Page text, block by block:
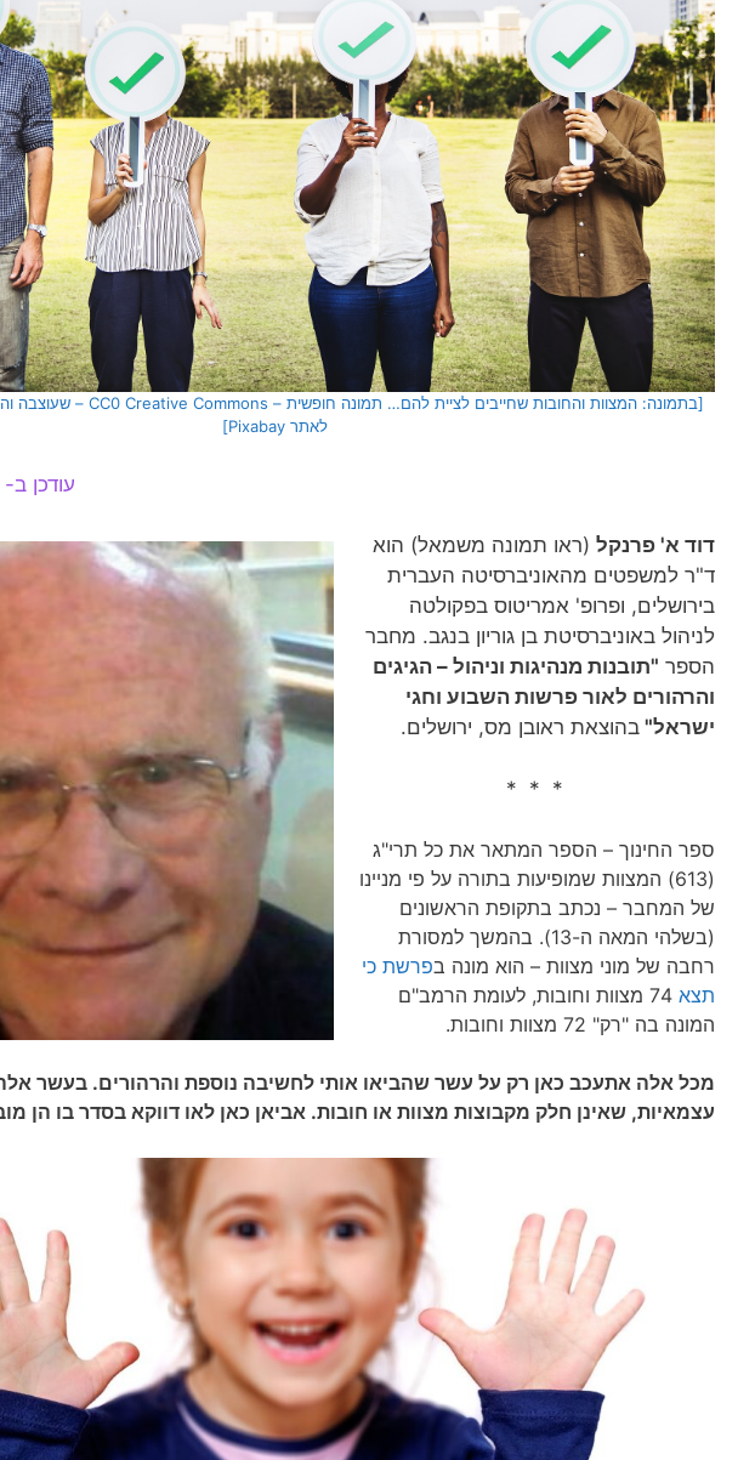
לאתר Pixabay]
עודכן ב- 4 בספטמבר 2025
דוד א' פרנקל (ראו תמונה משמאל) הוא
ד"ר למשפטים מהאוניברסיטה העברית
בירושלים, ופרופ' אמריטוס בפקולטה
לניהול באוניברסיטת בן גוריון בנגב. מחבר
הספר "תובנות מנהיגות וניהול – הגיגים
והרהורים לאור פרשות השבוע וחגי
ישראל" בהוצאת ראובן מס, ירושלים.
* * *
ספר החינוך – הספר המתאר את כל תרי"ג
(613) המצוות שמופיעות בתורה על פי מניינו
של המחבר – נכתב בתקופת הראשונים
(בשלהי המאה ה-13). בהמשך למסורת
רחבה של מוני מצוות – הוא מונה בפרשת כי
תצא
74 מצוות וחובות, לעומת הרמב"ם
המונה בה "רק" 72 מצוות וחובות.
מכל אלה אתעכב כאן רק על עשר שהביאו אותי לחשיבה נוספת והרהורים. בעשר
עצמאיות, שאינן חלק מקבוצות מצוות או חובות. אביאן כאן לאו דווקא בסדר בו הן